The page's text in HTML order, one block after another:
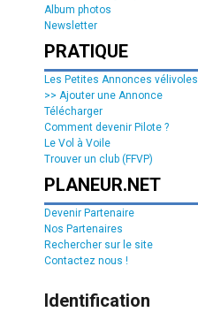
Album photos
Newsletter
PRATIQUE
Les Petites Annonces vélivoles
>> Ajouter une Annonce
Télécharger
Comment devenir Pilote ?
Le Vol à Voile
Trouver un club (FFVP)
PLANEUR.NET
Devenir Partenaire
Nos Partenaires
Rechercher sur le site
Contactez nous !
Identification